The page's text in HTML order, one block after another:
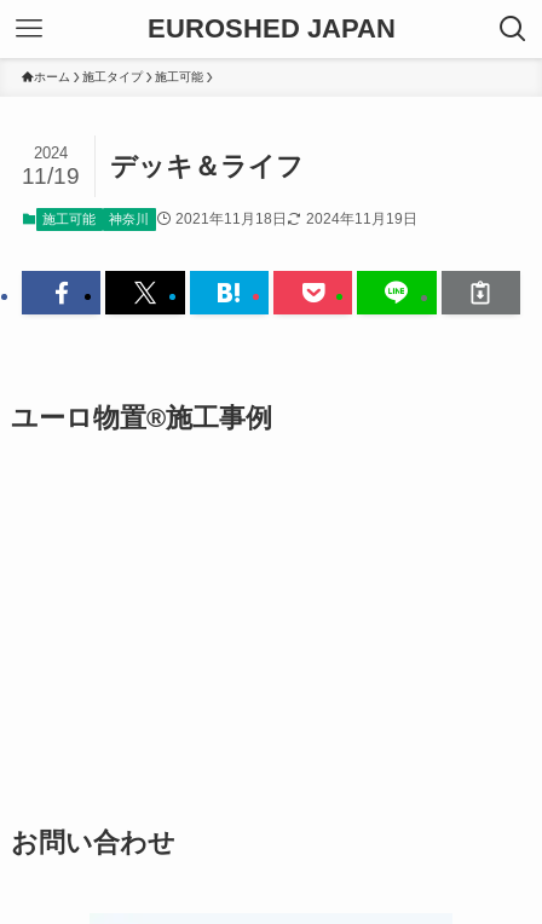
EUROSHED JAPAN
ホーム 施工タイプ 施工可能
デッキ＆ライフ
2024
11/19
施工可能 神奈川 2021年11月18日 2024年11月19日
ユーロ物置®施工事例
お問い合わせ